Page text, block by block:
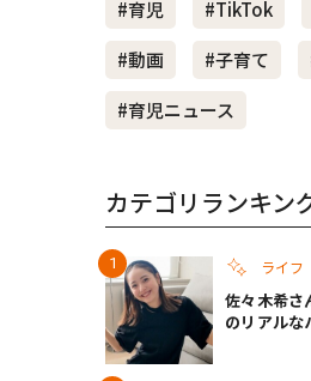
#育児 #TikTok
#動画
#子育て
#育児ニュース
カテゴリランキン
ライフ
佐々木希さ
のリアルな